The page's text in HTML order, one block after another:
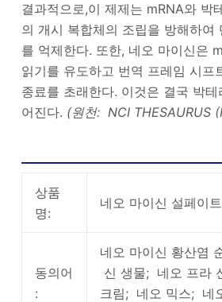
결과적으로,이 제제는 mRNA와 박
의 개시 복합체의 조립을 방해하여
를 억제한다. 또한, 네오 마이신은
읽기를 유도하고 번역 프레임 시프
종료를 초래한다. 이것은 결국 박
어진다. (원천: NCI THESAURUS
상품
명:
네오 마이신 설페이트
동의어
:
네오 마이신 황산염
신 생물; 네오 프라
크림; 네오 믹스; 네